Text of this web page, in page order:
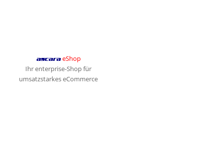
ascara eShop
Ihr enterprise-Shop für
umsatzstarkes eCommerce